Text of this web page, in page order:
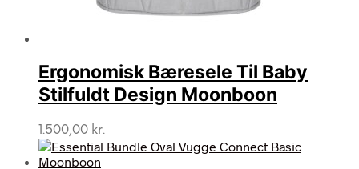
Ergonomisk Bæresele Til Baby
Stilfuldt Design Moonboon
1.500,00 kr.